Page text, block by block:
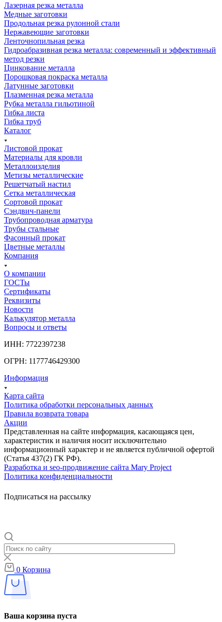
Лазерная резка металла
Медные заготовки
Продольная резка рулонной стали
Нержавеющие заготовки
Ленточнопильная резка
Гидроабразивная резка металла: современный и эффективный
метод резки
Цинкование металла
Порошковая покраска металла
Латунные заготовки
Плазменная резка металла
Рубка металла гильотиной
Гибка листа
Гибка труб
Каталог
Листовой прокат
Материалы для кровли
Металлоизделия
Метизы металлические
Решетчатый настил
Сетка металлическая
Сортовой прокат
Сэндвич-панели
Трубопроводная арматура
Трубы стальные
Фасонный прокат
Цветные металлы
Компания
О компании
ГОСТы
Сертификаты
Реквизиты
Новости
Калькулятор металла
Вопросы и ответы
ИНН: 7722397238
ОГРН: 1177746429300
Информация
Карта сайта
Политика обработки персональных данных
Правила возврата товара
Акции
Представленная на сайте информация, касающаяся цен,
характеристик и наличия носит исключительно
информационный характер и не является публичной офертой
(Статья 437(2) ГК РФ).
Разработка и seo-продвижение сайта Mary Project
Политика конфиденциальности
Подписаться на рассылку
0 Корзина
Ваша корзина пуста